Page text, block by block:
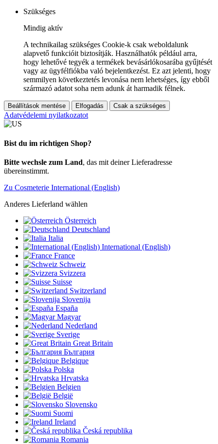
Szükséges
Mindig aktív
A technikailag szükséges Cookie-k csak weboldalunk
alapvető funkcióit biztosítják. Használhatók például arra,
hogy lehetővé tegyék a termékek bevásárlókosarába gyűjtését
vagy az ügyfélfiókba való bejelentkezést. Ez azt jelenti, hogy
semmilyen következtetés levonása nem lehetséges, így ebből
származó adatot soha nem adunk át harmadik félnek.
Beállítások mentése Elfogadás Csak a szükséges
Adatvédelemi nyilatkozatot
Bist du im richtigen Shop?
Bitte wechsle zum Land, das mit deiner Lieferadresse
übereinstimmt.
Zu Cosmeterie International (English)
Anderes Lieferland wählen
Österreich
Deutschland
Italia
International (English)
France
Schweiz
Svizzera
Suisse
Switzerland
Slovenija
España
Magyar
Nederland
Sverige
Great Britain
България
Belgique
Polska
Hrvatska
Belgien
België
Slovensko
Suomi
Ireland
Česká republika
Romania